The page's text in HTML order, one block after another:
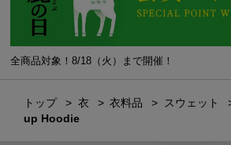
全商品対象！8/18（火）まで開催！
トップ 衣 衣料品 スウェット
up Hoodie